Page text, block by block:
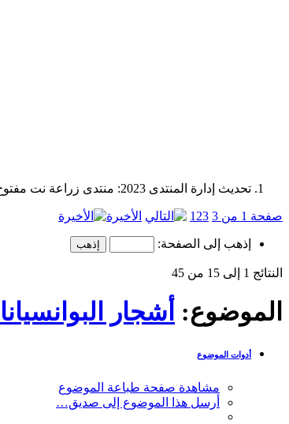
تحديث إدارة المنتدى 2023: منتدى زراعة نت مفتوح حاليا للقراءة فقط، ولا يقبل مشاركات جديدة. يمكنكم استخدام الشريط الظاهر أعلاه للبحث في كافة مواضيع المدوّنة والمنتدى.
صفحة 1 من 3 1 23 الأخيرة
إذهب إلى الصفحة:
النتائج 1 إلى 15 من 45
الموضوع: أشجار البوانسيانا
أدوات الموضوع
مشاهدة صفحة طباعة الموضوع
أرسل هذا الموضوع إلى صديق…